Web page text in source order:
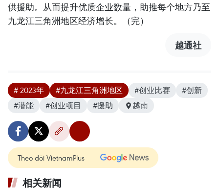
供援助。从而提升优质企业数量，助推每个地方乃至
九龙江三角洲地区经济增长。（完）
越通社
# 2023年 #九龙江三角洲地区 #创业比赛
#创新
#潜能
#创业项目 #援助 越南
Theo dõi VietnamPlus
相关新闻